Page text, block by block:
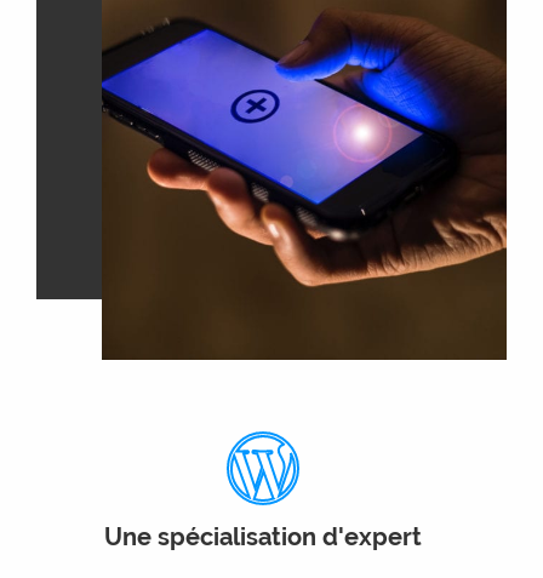
Une spécialisation d'expert